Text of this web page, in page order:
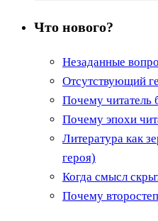
Что нового?
Незаданные
Отсутствующий
Почему читатель
Почему эпохи
Литература как
героя)
Когда смысл
Почему